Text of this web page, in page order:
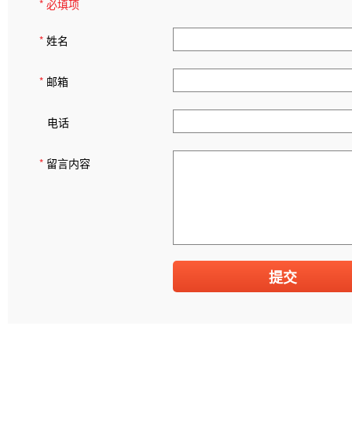
* 必填项
* 姓名
* 邮箱
电话
* 留言内容